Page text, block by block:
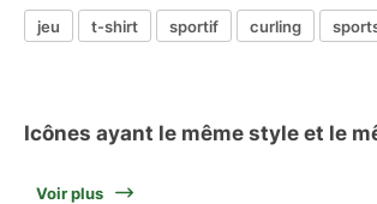
jeu t-shirt sportif curling
Icônes ayant le même style et le
Voir plus